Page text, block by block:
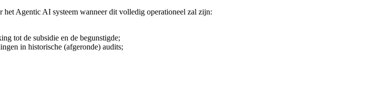
Agentic AI systeem wanneer dit volledig operationeel zal zijn:
tot de subsidie en de begunstigde;
in historische (afgeronde) audits;